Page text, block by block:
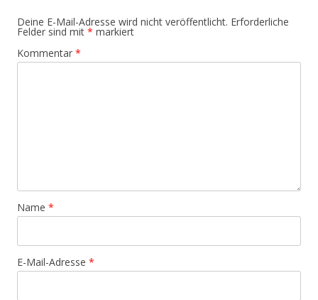
Deine E-Mail-Adresse wird nicht veröffentlicht. Erforderliche
Felder sind mit * markiert
Kommentar *
Name *
E-Mail-Adresse *